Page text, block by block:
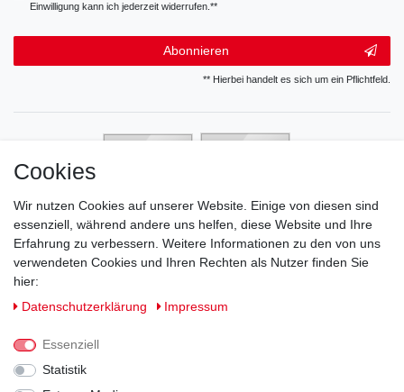
Einwilligung kann ich jederzeit widerrufen.**
Abonnieren
** Hierbei handelt es sich um ein Pflichtfeld.
Cookies
Wir nutzen Cookies auf unserer Website. Einige von diesen sind
essenziell, während andere uns helfen, diese Website und Ihre
Erfahrung zu verbessern. Weitere Informationen zu den von uns
verwendeten Cookies und Ihren Rechten als Nutzer finden Sie
hier:
Daten­schutz­erklärung
Impressum
Essenziell
Statistik